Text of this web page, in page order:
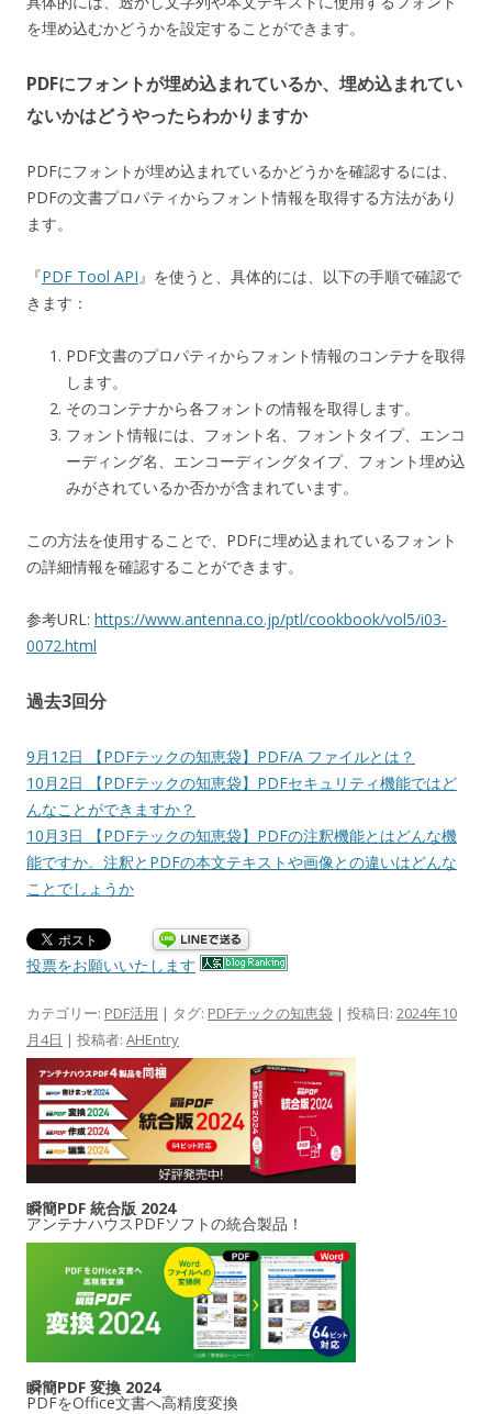
を埋め込むかどうかを設定することができます。
PDFにフォントが埋め込まれているか、埋め込まれてい
ないかはどうやったらわかりますか
PDFにフォントが埋め込まれているかどうかを確認するには、
PDFの文書プロパティからフォント情報を取得する方法があり
ます。
『PDF Tool API 』を使うと、具体的には、以下の手順で確認で
きます：
PDF文書のプロパティからフォント情報のコンテナを取得
します。
そのコンテナから各フォントの情報を取得します。
フォント情報には、フォント名、フォントタイプ、エンコ
ーディング名、エンコーディングタイプ、フォント埋め込
みがされているか否かが含まれています。
この方法を使用することで、PDFに埋め込まれているフォント
の詳細情報を確認することができます。
参考URL: https://www.antenna.co.jp/ptl/cookbook/vol5/i03-
0072.html
過去3回分
9月12日 【PDFテックの知恵袋】PDF/A ファイルとは？
10月2日 【PDFテックの知恵袋】PDFセキュリティ機能ではど
んなことができますか？
10月3日 【PDFテックの知恵袋】PDFの注釈機能とはどんな機
能ですか。注釈とPDFの本文テキストや画像との違いはどんな
ことでしょうか
投票をお願いいたします
カテゴリー: PDF活用 | タグ: PDFテックの知恵袋 | 投稿日: 2024年10
月4日 | 投稿者: AHEntry
瞬簡PDF 統合版 2024
アンテナハウスPDFソフトの統合製品！
瞬簡PDF 変換 2024
PDFをOffice文書へ高精度変換